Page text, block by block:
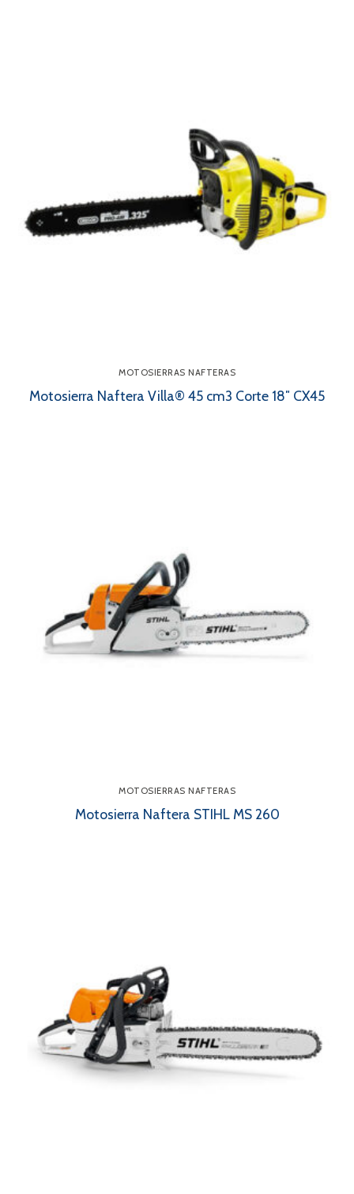
MOTOSIERRAS NAFTERAS
Motosierra Naftera Villa® 45 cm3 Corte 18″ CX45
MOTOSIERRAS NAFTERAS
Motosierra Naftera STIHL MS 260